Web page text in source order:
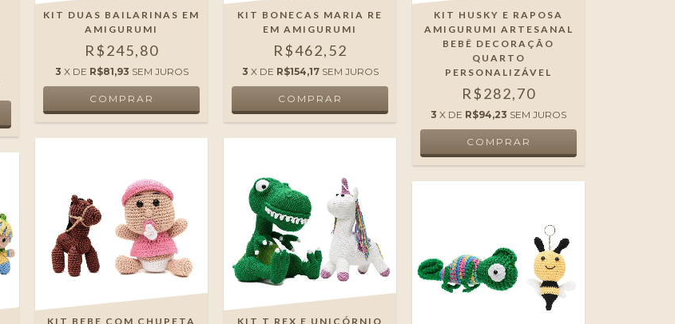
KIT DUAS BAILARINAS EM
AMIGURUMI
R$245,80
3 X DE R$81,93 SEM JUROS
KIT BONECAS MARIA RE
EM AMIGURUMI
R$462,52
3 X DE R$154,17 SEM JUROS
KIT HUSKY E RAPOSA
AMIGURUMI ARTESANAL
BEBÊ DECORAÇÃO
QUARTO
PERSONALIZÁVEL
R$282,70
3 X DE R$94,23 SEM JUROS
KIT BEBE COM CHUPETA
KIT T REX E UNICÓRNIO